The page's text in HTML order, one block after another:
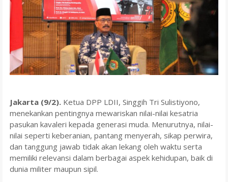
Jakarta (9/2). Ketua DPP LDII, Singgih Tri Sulistiyono,
menekankan pentingnya mewariskan nilai-nilai kesatria
pasukan kavaleri kepada generasi muda. Menurutnya, nilai-
nilai seperti keberanian, pantang menyerah, sikap perwira,
dan tanggung jawab tidak akan lekang oleh waktu serta
memiliki relevansi dalam berbagai aspek kehidupan, baik di
dunia militer maupun sipil.